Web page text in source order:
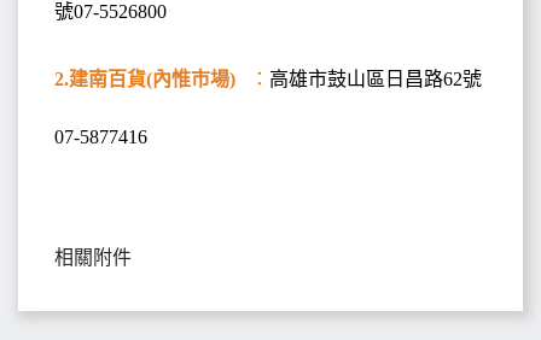
號07-5526800
2.建南百貨(內惟市場) ： 高雄市鼓山區日昌路62號
07-5877416
相關附件